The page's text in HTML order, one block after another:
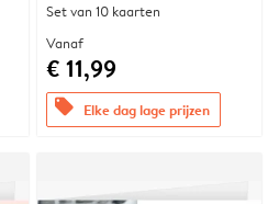
Set van 10 kaarten
Vanaf
€ 11,99
offers Elke dag lage prijzen